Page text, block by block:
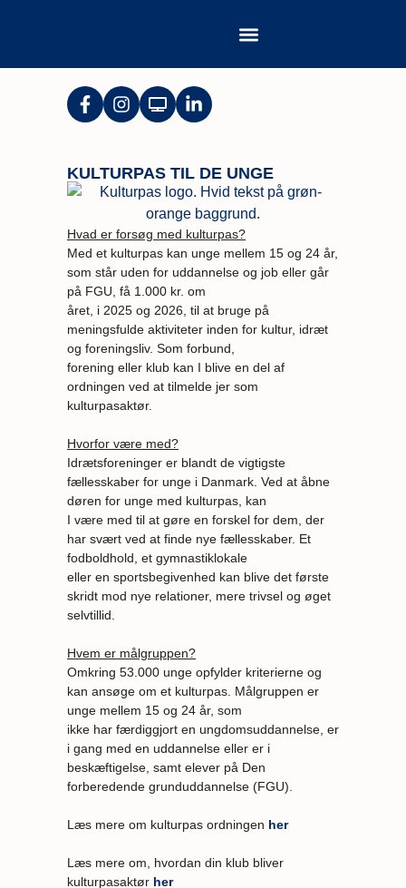
KULTURPAS TIL DE UNGE
Hvad er forsøg med kulturpas?
Med et kulturpas kan unge mellem 15 og 24 år,
som står uden for uddannelse og job eller går
på FGU, få 1.000 kr. om
året, i 2025 og 2026, til at bruge på
meningsfulde aktiviteter inden for kultur, idræt
og foreningsliv. Som forbund,
forening eller klub kan I blive en del af
ordningen ved at tilmelde jer som
kulturpasaktør.
Hvorfor være med?
Idrætsforeninger er blandt de vigtigste
fællesskaber for unge i Danmark. Ved at åbne
døren for unge med kulturpas, kan
I være med til at gøre en forskel for dem, der
har svært ved at finde nye fællesskaber. Et
fodboldhold, et gymnastiklokale
eller en sportsbegivenhed kan blive det første
skridt mod nye relationer, mere trivsel og øget
selvtillid.
Hvem er målgruppen?
Omkring 53.000 unge opfylder kriterierne og
kan ansøge om et kulturpas. Målgruppen er
unge mellem 15 og 24 år, som
ikke har færdiggjort en ungdomsuddannelse, er
i gang med en uddannelse eller er i
beskæftigelse, samt elever på Den
forberedende grunduddannelse (FGU).
Læs mere om kulturpas ordningen her
Læs mere om, hvordan din klub bliver
kulturpasaktør her